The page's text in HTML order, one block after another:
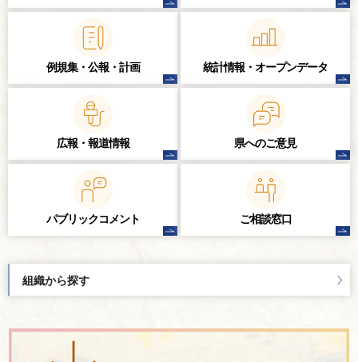
例規集・公報・計画 統計情報・ オープンデータ
広報・報道情報 県へのご意見
パブリックコメント ご相談窓口
組織から探す